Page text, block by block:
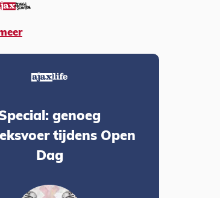
genoeg
tijdens Open
Dag